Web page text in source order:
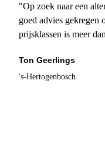
"Op zoek naar een
goed advies gekregen
prijsklassen is meer
Ton Geerlings
's-Hertogenbosch